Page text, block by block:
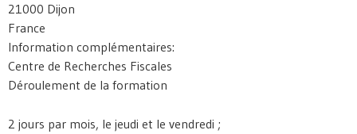
21000 Dijon
France
Information complémentaires:
Centre de Recherches Fiscales
Déroulement de la formation
2 jours par mois, le jeudi et le vendredi ;